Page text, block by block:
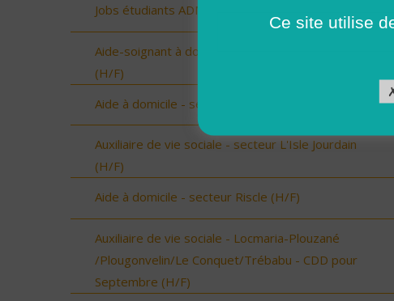
Jobs étudiants ADMR 35 (H/F)
Aide-soignant à domicile - Chantonnay (Vendée)
(H/F)
Aide à domicile - secteur Beaumarchès (H/F)
Auxiliaire de vie sociale - secteur L'Isle Jourdain
(H/F)
Aide à domicile - secteur Riscle (H/F)
Auxiliaire de vie sociale - Locmaria-Plouzané
/Plougonvelin/Le Conquet/Trébabu - CDD pour
Septembre (H/F)
Ce site utilise